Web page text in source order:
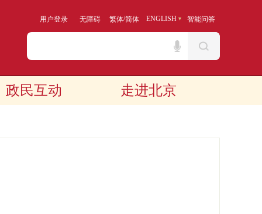
用户登录 无障碍 繁体/简体 ENGLISH 智能问答
政民互动 走进北京